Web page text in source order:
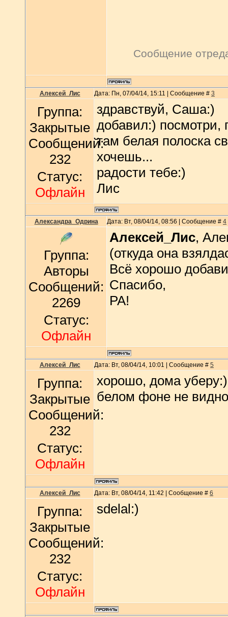
Сообщение
Алексей_Лис Дата: Пн, 07/04/14, 15:11 | Сообщение # 3
Группа:
Закрытые
Сообщений:
232
Статус:
Офлайн
здравствуй, Саша:)
добавил:) посмотри,
там белая полоска
хочешь...
радости тебе:)
Лис
Александра_Одрина Дата: Вт, 08/04/14, 08:56 | Сообщение # 4
Группа:
Авторы
Сообщений:
2269
Статус:
Офлайн
Алексей_Лис,
(откуда она
Всё хорошо
Спасибо,
РА!
Алексей_Лис Дата: Вт, 08/04/14, 10:01 | Сообщение # 5
Группа:
Закрытые
Сообщений:
232
Статус:
Офлайн
хорошо, дома
белом фоне не
Алексей_Лис Дата: Вт, 08/04/14, 11:42 | Сообщение # 6
Группа:
Закрытые
Сообщений:
232
Статус:
Офлайн
sdelal:)